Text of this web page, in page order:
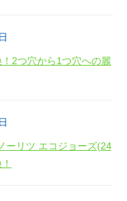
2つ穴から1つ穴への麗
ーリツ エコジョーズ(24